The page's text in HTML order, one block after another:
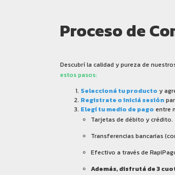
Proceso de
Descubrí la calidad y pureza de
estos pasos:
Seleccioná tu producto y
Registrate o iniciá sesión
Elegí tu medio de pago entre
Tarjetas de débito y crédito.
Transferencias bancarias
Efectivo a través de
Además, disfrutá de 3